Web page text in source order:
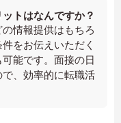
トはなんですか？
情報提供はもちろ
をお伝えいただく
能です。面接の日
、効率的に転職活